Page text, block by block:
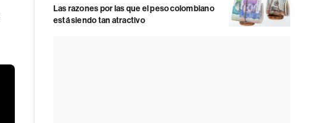
Las razones por las que el peso colombiano
está siendo tan atractivo